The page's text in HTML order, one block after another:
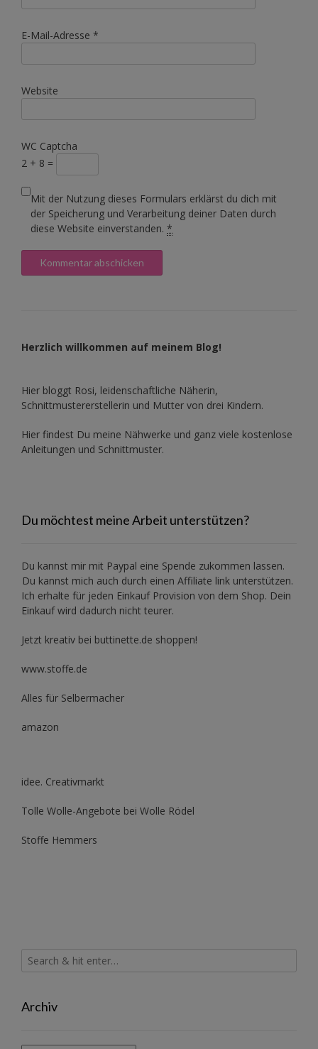
E-Mail-Adresse *
Website
WC Captcha
2 + 8 =
Mit der Nutzung dieses Formulars erklärst du dich mit
der Speicherung und Verarbeitung deiner Daten durch
diese Website einverstanden. *
Herzlich willkommen auf meinem Blog!
Hier bloggt Rosi, leidenschaftliche Näherin,
Schnittmustererstellerin und Mutter von drei Kindern.
Hier findest Du meine Nähwerke und ganz viele kostenlose
Anleitungen und Schnittmuster.
Du möchtest meine Arbeit unterstützen?
Du kannst mir mit Paypal eine Spende zukommen lassen.
Du kannst mich auch durch einen Affiliate link unterstützen.
Ich erhalte für jeden Einkauf Provision von dem Shop. Dein
Einkauf wird dadurch nicht teurer.
Jetzt kreativ bei buttinette.de shoppen!
www.stoffe.de
Alles für Selbermacher
amazon
idee. Creativmarkt
Tolle Wolle-Angebote bei Wolle Rödel
Stoffe Hemmers
Archiv